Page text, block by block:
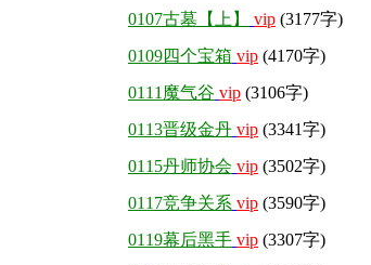
0107古墓【上】 vip (3177字)
0109四个宝箱 vip (4170字)
0111魔气谷 vip (3106字)
0113晋级金丹 vip (3341字)
0115丹师协会 vip (3502字)
0117竞争关系 vip (3590字)
0119幕后黑手 vip (3307字)